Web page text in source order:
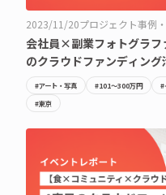
2023/11/20プロジェクト事例
会社員×副業フォトグラフ
のクラウドファンディング
#アート・写真 #101〜300万円 #
#東京